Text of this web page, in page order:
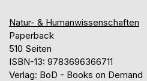
Natur- & Humanwissenschaften
Paperback
510 Seiten
ISBN-13: 9783696366711
Verlag: BoD - Books on Demand